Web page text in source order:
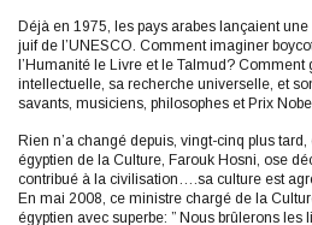
Déjà en 1975, les pays arabes lançaient
juif de l’UNESCO. Comment imaginer
l’Humanité le Livre et le Talmud?
intellectuelle, sa recherche universelle, et
savants, musiciens, philosophes et Prix
Rien n’a changé depuis, vingt-cinq plus
égyptien de la Culture, Farouk Hosni, ose
contribué à la civilisation….sa culture est
En mai 2008, ce ministre chargé de la
égyptien avec superbe: ” Nous brûlerons les